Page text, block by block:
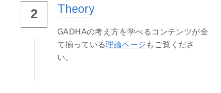
2 Theory
GADHAの考え方を学べるコンテンツが全
て揃っている理論ページ もご覧くださ
い。